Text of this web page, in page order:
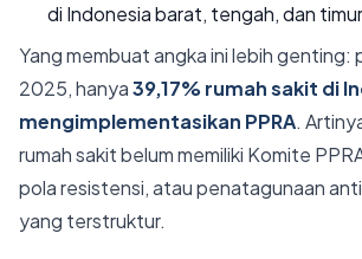
di Indonesia barat, tengah, dan timur
Yang membuat angka ini lebih genting:
2025, hanya39,17% rumah sakit di
mengimplementasikan PPRA.
rumah sakit belum memiliki Komite
pola resistensi, atau penatagunaan
yang terstruktur.